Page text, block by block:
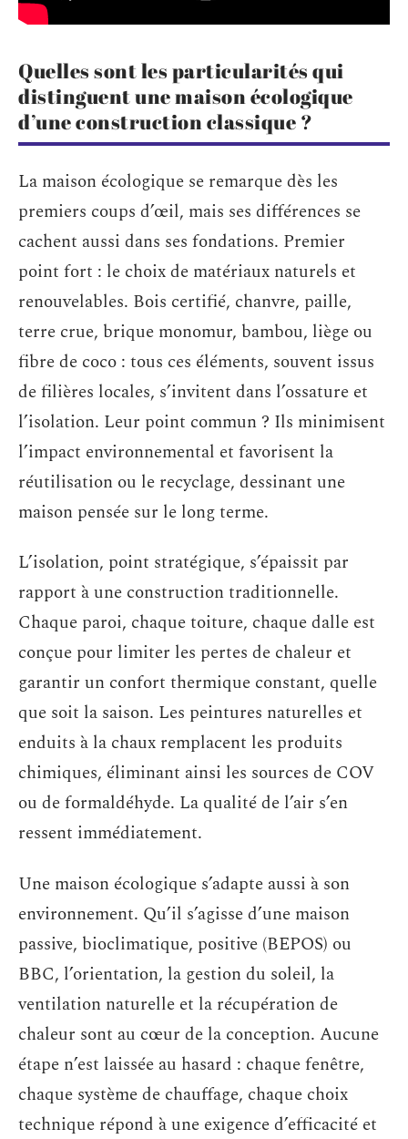
Quelles sont les particularités qui
distinguent une maison écologique
d’une construction classique ?
La maison écologique se remarque dès les
premiers coups d’œil, mais ses différences se
cachent aussi dans ses fondations. Premier
point fort : le choix de matériaux naturels et
renouvelables. Bois certifié, chanvre, paille,
terre crue, brique monomur, bambou, liège ou
fibre de coco : tous ces éléments, souvent issus
de filières locales, s’invitent dans l’ossature et
l’isolation. Leur point commun ? Ils minimisent
l’impact environnemental et favorisent la
réutilisation ou le recyclage, dessinant une
maison pensée sur le long terme.
L’isolation, point stratégique, s’épaissit par
rapport à une construction traditionnelle.
Chaque paroi, chaque toiture, chaque dalle est
conçue pour limiter les pertes de chaleur et
garantir un confort thermique constant, quelle
que soit la saison. Les peintures naturelles et
enduits à la chaux remplacent les produits
chimiques, éliminant ainsi les sources de COV
ou de formaldéhyde. La qualité de l’air s’en
ressent immédiatement.
Une maison écologique s’adapte aussi à son
environnement. Qu’il s’agisse d’une maison
passive, bioclimatique, positive (BEPOS) ou
BBC, l’orientation, la gestion du soleil, la
ventilation naturelle et la récupération de
chaleur sont au cœur de la conception. Aucune
étape n’est laissée au hasard : chaque fenêtre,
chaque système de chauffage, chaque choix
technique répond à une exigence d’efficacité et